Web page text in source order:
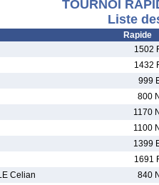
TOURNOI
Liste
Rapide
1502
1432
999
800 N
1170 N
1100 N
1399
1691
Celian 840 N